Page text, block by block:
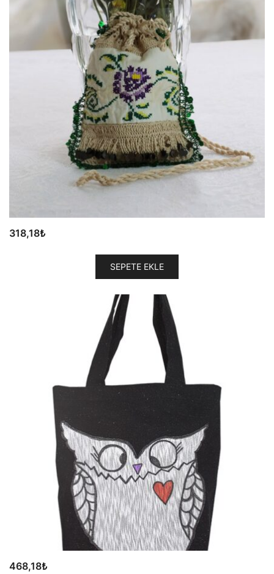
318,18₺
SEPETE EKLE
468,18₺